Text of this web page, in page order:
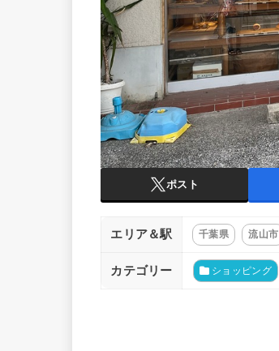
ポスト
エリア＆駅 千葉県 流山市
カテゴリー ショッピング